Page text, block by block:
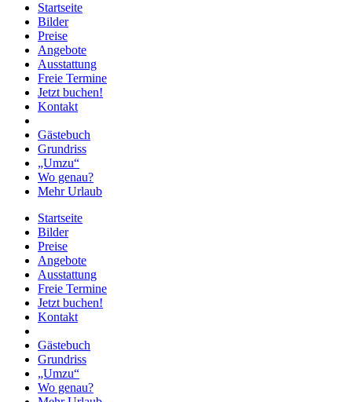
Startseite
Bilder
Preise
Angebote
Ausstattung
Freie Termine
Jetzt buchen!
Kontakt
Gästebuch
Grundriss
„Umzu“
Wo genau?
Mehr Urlaub
Startseite
Bilder
Preise
Angebote
Ausstattung
Freie Termine
Jetzt buchen!
Kontakt
Gästebuch
Grundriss
„Umzu“
Wo genau?